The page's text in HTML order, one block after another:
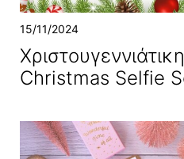
15/11/2024
Christmas Selfie